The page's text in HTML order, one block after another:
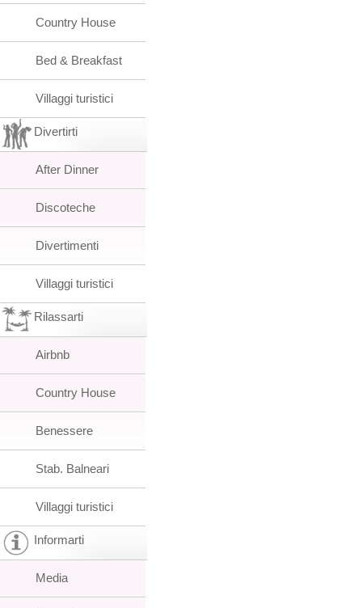
Country House
Bed & Breakfast
Villaggi turistici
Divertirti
After Dinner
Discoteche
Divertimenti
Villaggi turistici
Rilassarti
Airbnb
Country House
Benessere
Stab. Balneari
Villaggi turistici
Informarti
Media